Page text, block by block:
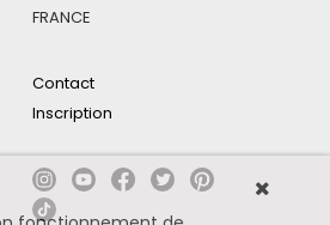
FRANCE
Contact
Inscription